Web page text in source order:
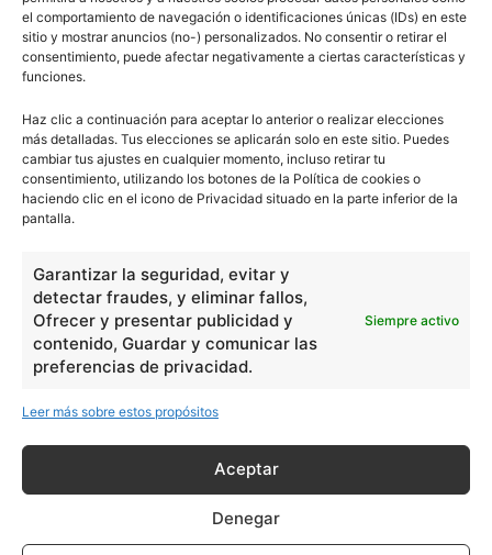
el comportamiento de navegación o identificaciones únicas (IDs) en este
sitio y mostrar anuncios (no-) personalizados. No consentir o retirar el
consentimiento, puede afectar negativamente a ciertas características y
funciones.
Haz clic a continuación para aceptar lo anterior o realizar elecciones
más detalladas. Tus elecciones se aplicarán solo en este sitio. Puedes
cambiar tus ajustes en cualquier momento, incluso retirar tu
consentimiento, utilizando los botones de la Política de cookies o
haciendo clic en el icono de Privacidad situado en la parte inferior de la
pantalla.
Garantizar la seguridad, evitar y
detectar fraudes, y eliminar fallos,
Ofrecer y presentar publicidad y
contenido, Guardar y comunicar las
preferencias de privacidad.
Siempre activo
Leer más sobre estos propósitos
Aceptar
Denegar